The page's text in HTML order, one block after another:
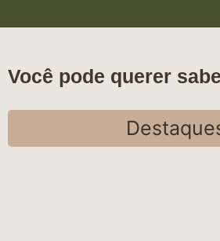
Você pode querer